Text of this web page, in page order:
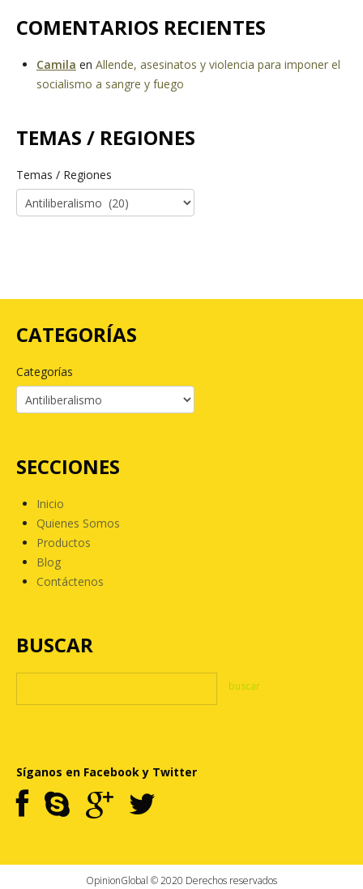
COMENTARIOS RECIENTES
Camila en Allende, asesinatos y violencia para imponer el
socialismo a sangre y fuego
TEMAS / REGIONES
Temas / Regiones
CATEGORÍAS
Categorías
SECCIONES
Inicio
Quienes Somos
Productos
Blog
Contáctenos
BUSCAR
Síganos en Facebook y Twitter
OpinionGlobal © 2020 Derechos reservados